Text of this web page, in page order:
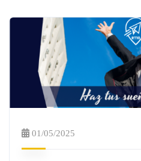
01/05/2025